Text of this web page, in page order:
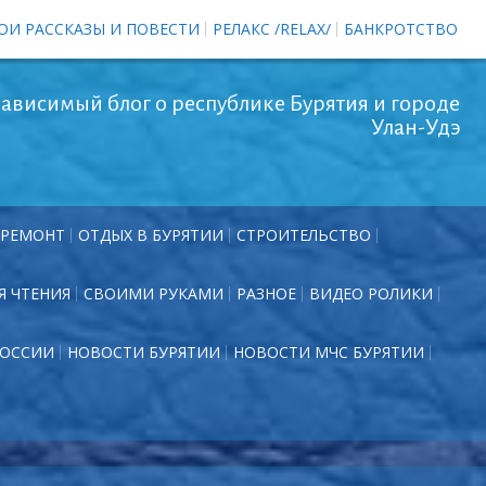
РАССКАЗЫ И ПОВЕСТИ РЕЛАКС /RELAX/ БАНКРОТСТВО
блог о республике Бурятия и городе
Улан-Удэ
РЕМОНТ ОТДЫХ В БУРЯТИИ СТРОИТЕЛЬСТВО
ЧТЕНИЯ СВОИМИ РУКАМИ РАЗНОЕ ВИДЕО РОЛИКИ
НОВОСТИ БУРЯТИИ НОВОСТИ МЧС БУРЯТИИ